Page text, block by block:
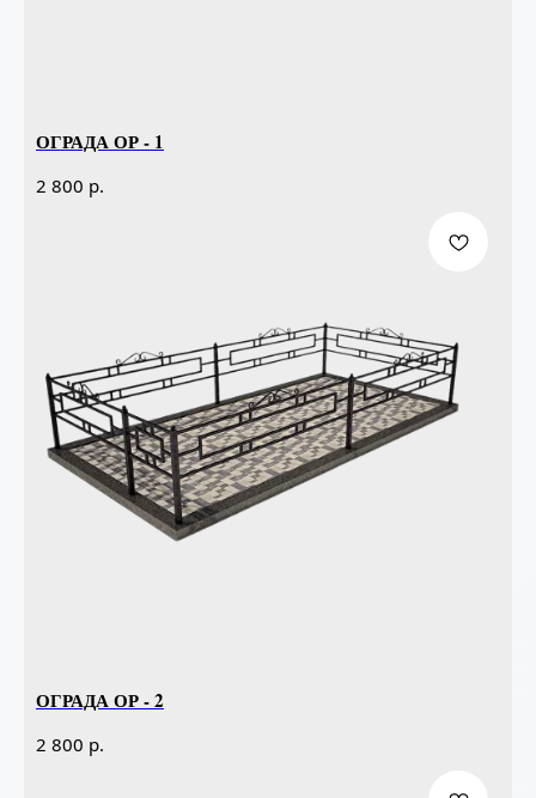
ОГРАДА ОР - 1
2 800 р.
ОГРАДА ОР - 2
2 800 р.